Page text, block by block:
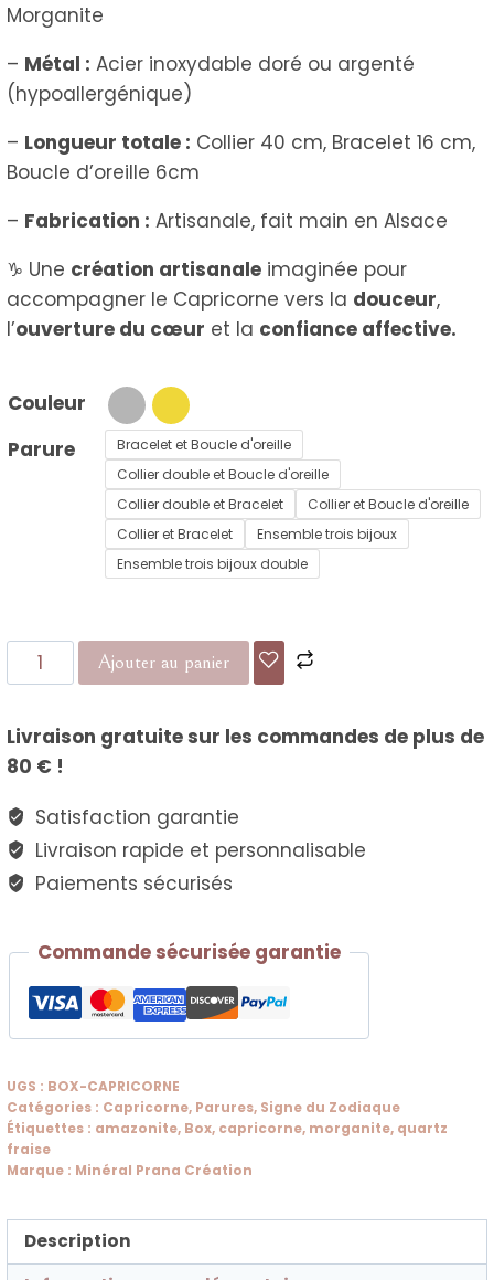
Morganite
– Métal : Acier inoxydable doré ou argenté
(hypoallergénique)
– Longueur totale : Collier 40 cm, Bracelet 16 cm,
Boucle d’oreille 6cm
– Fabrication : Artisanale, fait main en Alsace
♑ Une création artisanaleimaginée pour
accompagner le Capricorne vers la douceur,
l’ouverture du cœur et la confiance affective.
Couleur
Parure
Bracelet et Boucle d'oreille
Collier double et Boucle d'oreille
Collier double et Bracelet
Collier et Boucle d'oreille
Collier et Bracelet
Ensemble trois bijoux
Ensemble trois bijoux double
quantité
de
Astrologique
Capricorne
|
Douceur
&
Confiance
Ajouter au panier
Livraison gratuite sur les commandes de plus de
80 € !
Satisfaction garantie
Livraison rapide et personnalisable
Paiements sécurisés
Commande sécurisée garantie
UGS : BOX-CAPRICORNE
Catégories : Capricorne, Parures, Signe du Zodiaque
Étiquettes : amazonite, Box, capricorne, morganite, quartz
fraise
Marque : Minéral Prana Création
Description